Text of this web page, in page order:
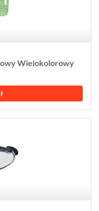
Wielokolorowy